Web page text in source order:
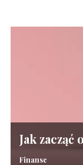
Jak zacząć
Finanse